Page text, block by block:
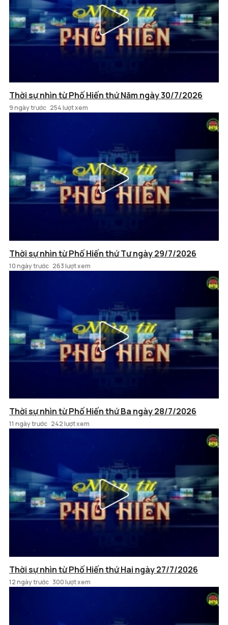
Thời sự nhìn từ Phố Hiến thứ Năm ngày 30/7/2026
9 ngày trước 254 lượt xem
Thời sự nhìn từ Phố Hiến thứ Tư ngày 29/7/2026
10 ngày trước 263 lượt xem
Thời sự nhìn từ Phố Hiến thứ Ba ngày 28/7/2026
11 ngày trước 242 lượt xem
Thời sự nhìn từ Phố Hiến thứ Hai ngày 27/7/2026
12 ngày trước 300 lượt xem